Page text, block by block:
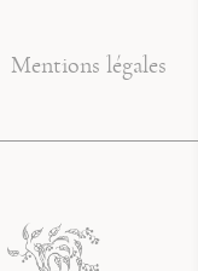
Mentions légales